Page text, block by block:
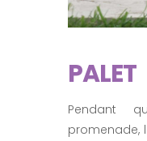
Pour Qui ?
PALET
Pendant
promenade,